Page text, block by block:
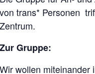
von trans* Personen
Zentrum.
Zur Gruppe:
Wir wollen miteinander